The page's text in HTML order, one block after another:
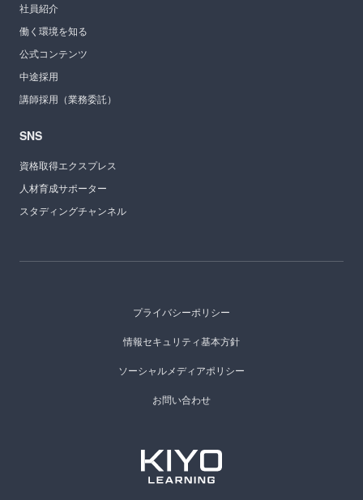
社員紹介
働く環境を知る
公式コンテンツ
中途採用
講師採用（業務委託）
SNS
資格取得エクスプレス
人材育成サポーター
スタディングチャンネル
プライバシーポリシー
情報セキュリティ基本方針
ソーシャルメディアポリシー
お問い合わせ